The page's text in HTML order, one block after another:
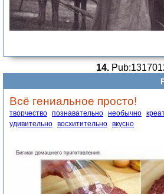
14.
Всё гениальное просто!
творчество познавательно необычно
удивительно восхитительно вкусно